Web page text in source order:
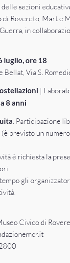
sezioni
di Rovereto, Mart e
in
luglio, ore 18
Bellat, Via S.
|
8 anni
. Participazione
previsto un
è richiesta la
gli
Civico di